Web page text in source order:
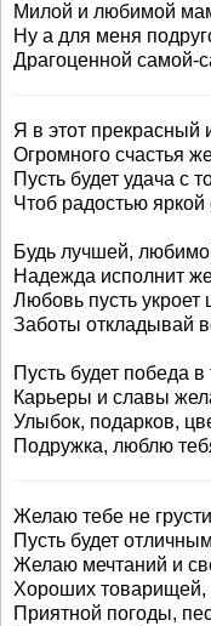
Милой и любимой
Ну а для меня
Драгоценной самой-
Я в этот прекрасный
Огромного счастья
Пусть будет удача с
Чтоб радостью яркой
Будь лучшей,
Надежда исполнит
Любовь пусть укроет
Заботы откладывай
Пусть будет победа
Карьеры и славы
Улыбок, подарков,
Подружка, люблю
Желаю тебе не
Пусть будет
Желаю мечтаний и
Хороших товарищей,
Приятной погоды,